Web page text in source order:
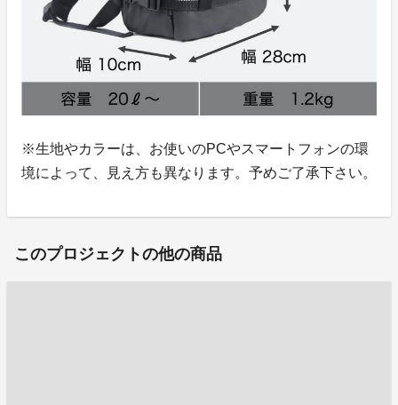
※生地やカラーは、お使いのPCやスマートフォンの環
境によって、見え方も異なります。予めご了承下さい。
このプロジェクトの他の商品